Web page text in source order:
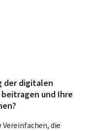
der digitalen
und Ihre
Vereinfachen, die